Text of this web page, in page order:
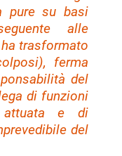
pure su basi
alle
trasformato
ferma
del
di funzioni
attuata e di
del